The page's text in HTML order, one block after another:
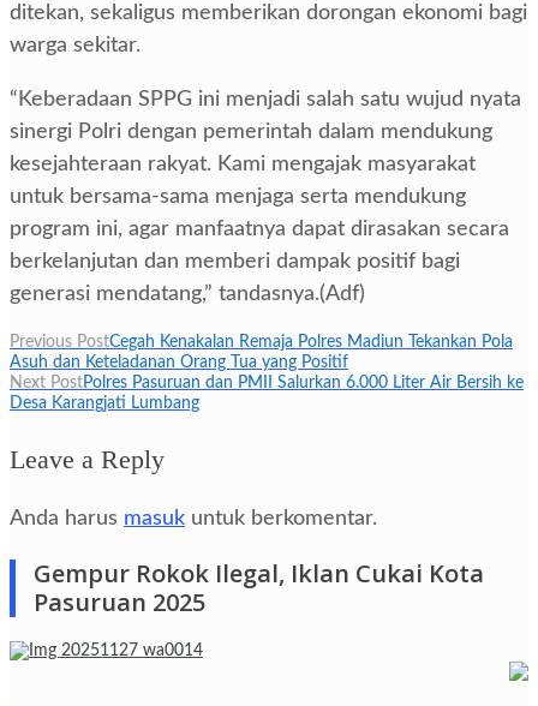
ditekan, sekaligus memberikan dorongan ekonomi bagi
warga sekitar.
“Keberadaan SPPG ini menjadi salah satu wujud nyata
sinergi Polri dengan pemerintah dalam mendukung
kesejahteraan rakyat. Kami mengajak masyarakat
untuk bersama-sama menjaga serta mendukung
program ini, agar manfaatnya dapat dirasakan secara
berkelanjutan dan memberi dampak positif bagi
generasi mendatang,” tandasnya.(Adf)
Navigasi
pos
Previous PostCegah Kenakalan Remaja Polres Madiun Tekankan Pola
Asuh dan Keteladanan Orang Tua yang Positif
Next PostPolres Pasuruan dan PMII Salurkan 6.000 Liter Air Bersih ke
Desa Karangjati Lumbang
Leave a Reply
Anda harus masuk untuk berkomentar.
Gempur Rokok Ilegal, Iklan Cukai Kota
Pasuruan 2025